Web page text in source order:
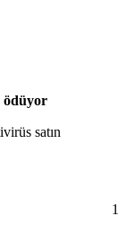
ödüyor
satın
1